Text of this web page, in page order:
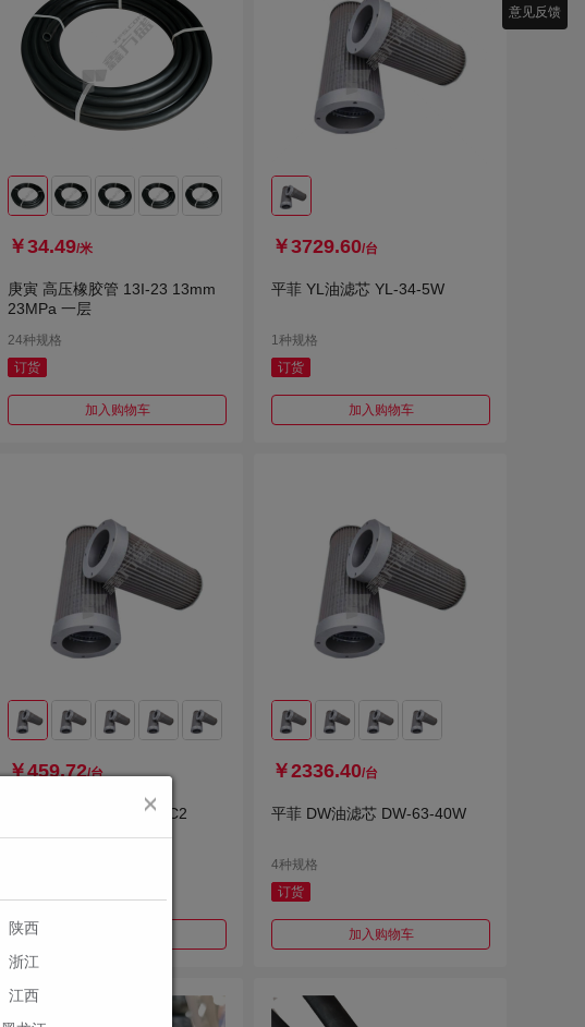
￥34.49/米
庚寅 高压橡胶管 13I-23 13mm
23MPa 一层
24种规格
订货
加入购物车
￥3729.60/台
平菲 YL油滤芯 YL-34-5W
1种规格
订货
加入购物车
￥459.72/台
平菲 MM油滤芯 060MFC2
￥2336.40/台
平菲 DW油滤芯 DW-63-40W
4种规格
订货
加入购物车
意见反馈
陕西
浙江
江西